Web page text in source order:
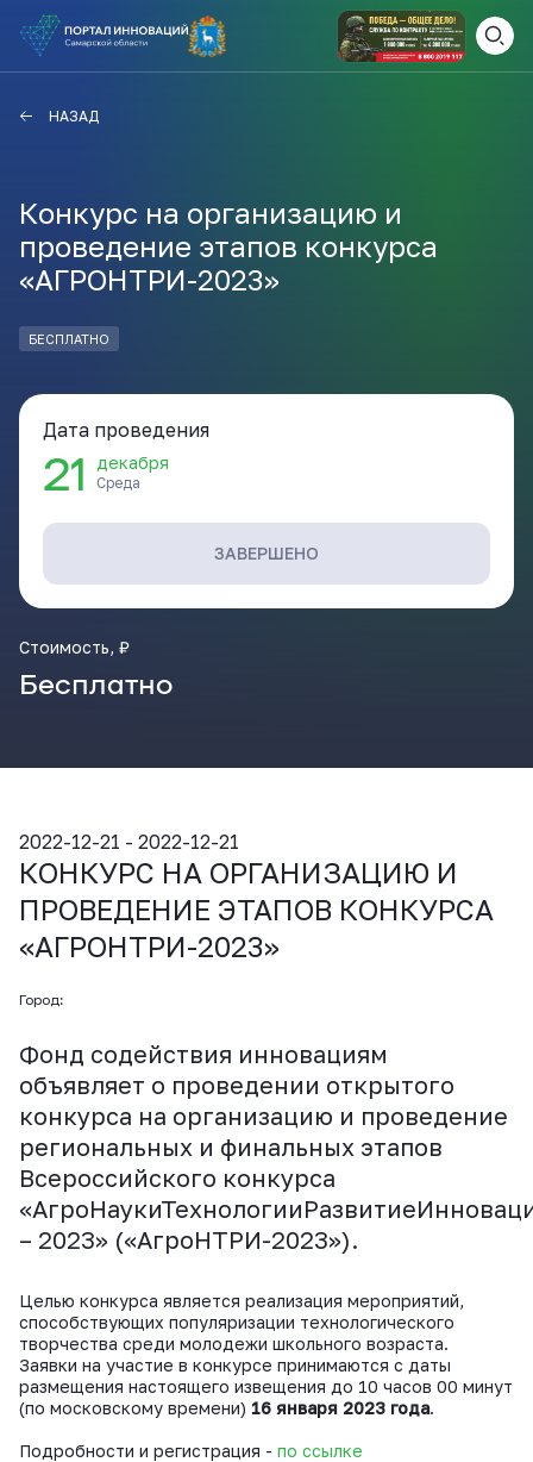
НАЗАД
Конкурс на организацию и
проведение этапов конкурса
«АГРОНТРИ-2023»
БЕСПЛАТНО
Дата проведения
21 декабря
Среда
ЗАВЕРШЕНО
Стоимость, ₽
Бесплатно
2022-12-21 - 2022-12-21
КОНКУРС НА ОРГАНИЗАЦИЮ И
ПРОВЕДЕНИЕ ЭТАПОВ КОНКУРСА
«АГРОНТРИ-2023»
Город:
Фонд содействия инновациям
объявляет о проведении открытого
конкурса на организацию и проведение
региональных и финальных этапов
Всероссийского конкурса
– 2023» («АгроНТРИ-2023»).
Целью конкурса является реализация мероприятий,
способствующих популяризации технологического
творчества среди молодежи школьного возраста.
Заявки на участие в конкурсе принимаются с даты
размещения настоящего извещения до 10 часов 00 минут
(по московскому времени) 16 января 2023 года.
Подробности и регистрация - по ссылке
Актуальные конкурсы
Анонсы публикаций
ЗАКРЫТЬ
ВАМ СЮДА
ПОЛЕЗНЫЕ СТАТЬИ И
НОВОСТИ
ПОДПИСЫВАЙТЕСЬ
ВКонтакте